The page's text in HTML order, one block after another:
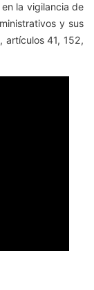
la vigilancia de
y sus
artículos 41, 152,